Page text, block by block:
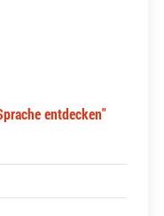
entdecken"